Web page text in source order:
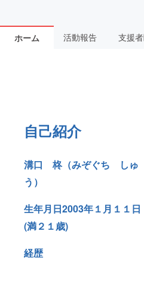
ホーム 活動報告 支援者
自己紹介
溝口 柊（みぞぐち しゅ
う）
生年月日2003年１月１１日
(満２１歳)
経歴